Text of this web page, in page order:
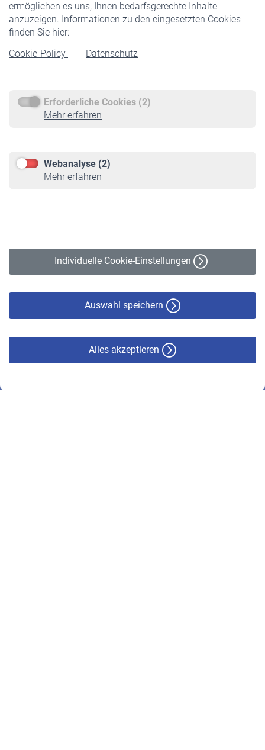
ermöglichen es uns, Ihnen bedarfsgerechte Inhalte
anzuzeigen. Informationen zu den eingesetzten Cookies
finden Sie hier:
Cookie-Policy
Datenschutz
Erforderliche Cookies (2)
Mehr erfahren
Webanalyse (2)
Mehr erfahren
Individuelle Cookie-Einstellungen
Auswahl speichern
Alles akzeptieren
Rentner
Rentenbeginn
Rente beantragen
Service
Informationen
Online-Rechner
VBLnewsletter
Erklärung zur Barrierefreiheit
© VBL 2026